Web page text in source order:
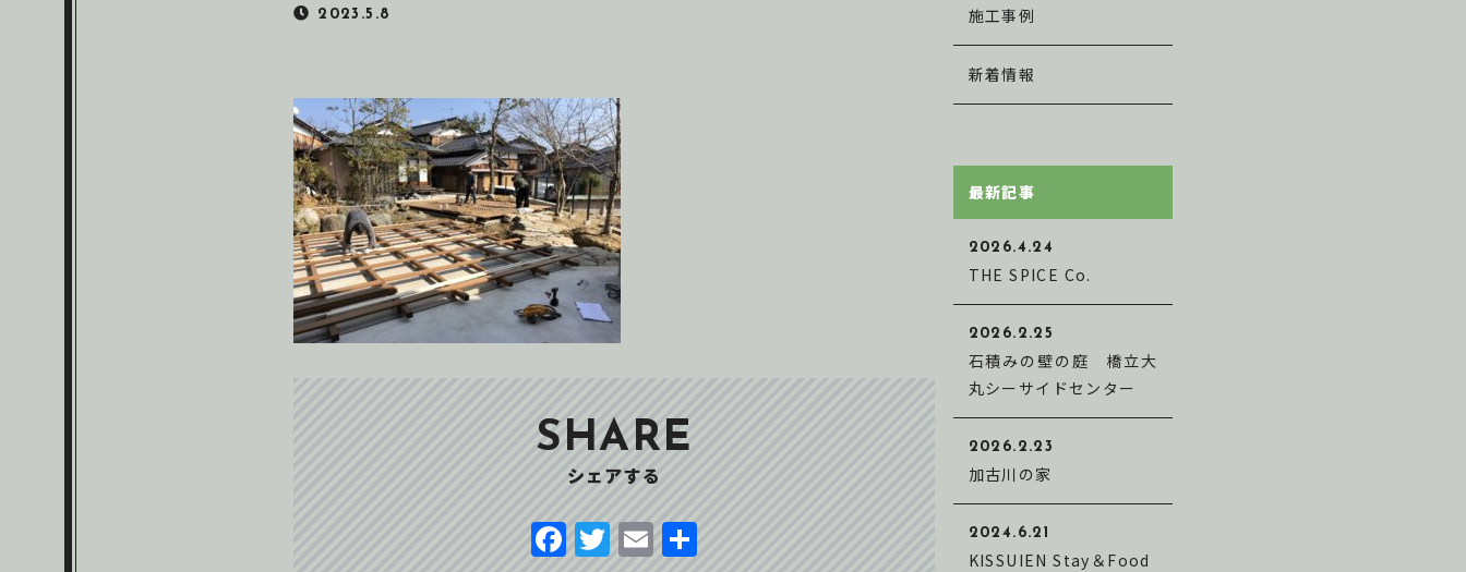
2023.5.8
SHARE
シェアする
F T E
施工事例
新着情報
最新記事
2026.4.24
THE SPICE Co.
2026.2.25
石積みの壁の庭 橋立大
丸シーサイドセンター
2026.2.23
加古川の家
2024.6.21
KISSUIEN Stay＆Food